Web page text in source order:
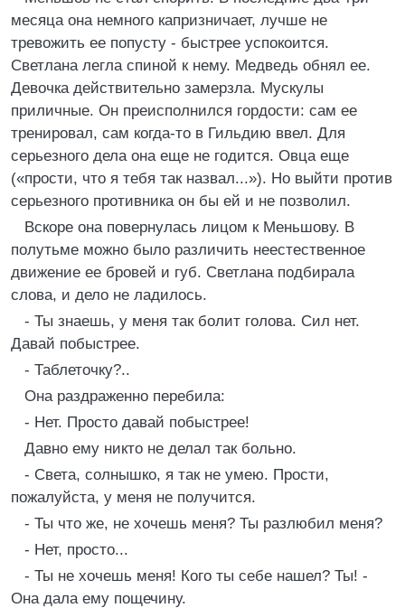
месяца она немного капризничает, лучше не
тревожить ее попусту - быстрее успокоится.
Светлана легла спиной к нему. Медведь обнял ее.
Девочка действительно замерзла. Мускулы
приличные. Он преисполнился гордости: сам ее
тренировал, сам когда-то в Гильдию ввел. Для
серьезного дела она еще не годится. Овца еще
(«прости, что я тебя так назвал...»). Но выйти против
серьезного противника он бы ей и не позволил.
Вскоре она повернулась лицом к Меньшову. В
полутьме можно было различить неестественное
движение ее бровей и губ. Светлана подбирала
слова, и дело не ладилось.
- Ты знаешь, у меня так болит голова. Сил нет.
Давай побыстрее.
- Таблеточку?..
Она раздраженно перебила:
- Нет. Просто давай побыстрее!
Давно ему никто не делал так больно.
- Света, солнышко, я так не умею. Прости,
пожалуйста, у меня не получится.
- Ты что же, не хочешь меня? Ты разлюбил меня?
- Нет, просто...
- Ты не хочешь меня! Кого ты себе нашел? Ты! -
Она дала ему пощечину.